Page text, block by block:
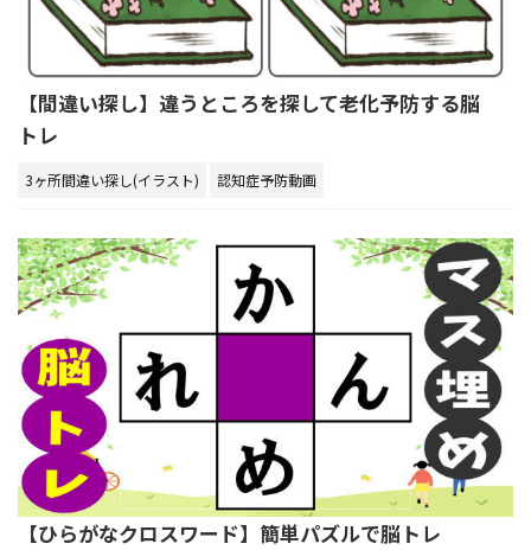
【間違い探し】違うところを探して老化予防する脳
トレ
3ヶ所間違い探し(イラスト) 認知症予防動画
【ひらがなクロスワード】簡単パズルで脳トレ